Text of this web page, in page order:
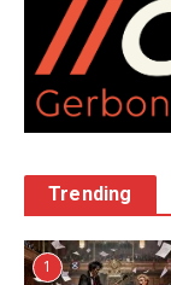
Trending
1